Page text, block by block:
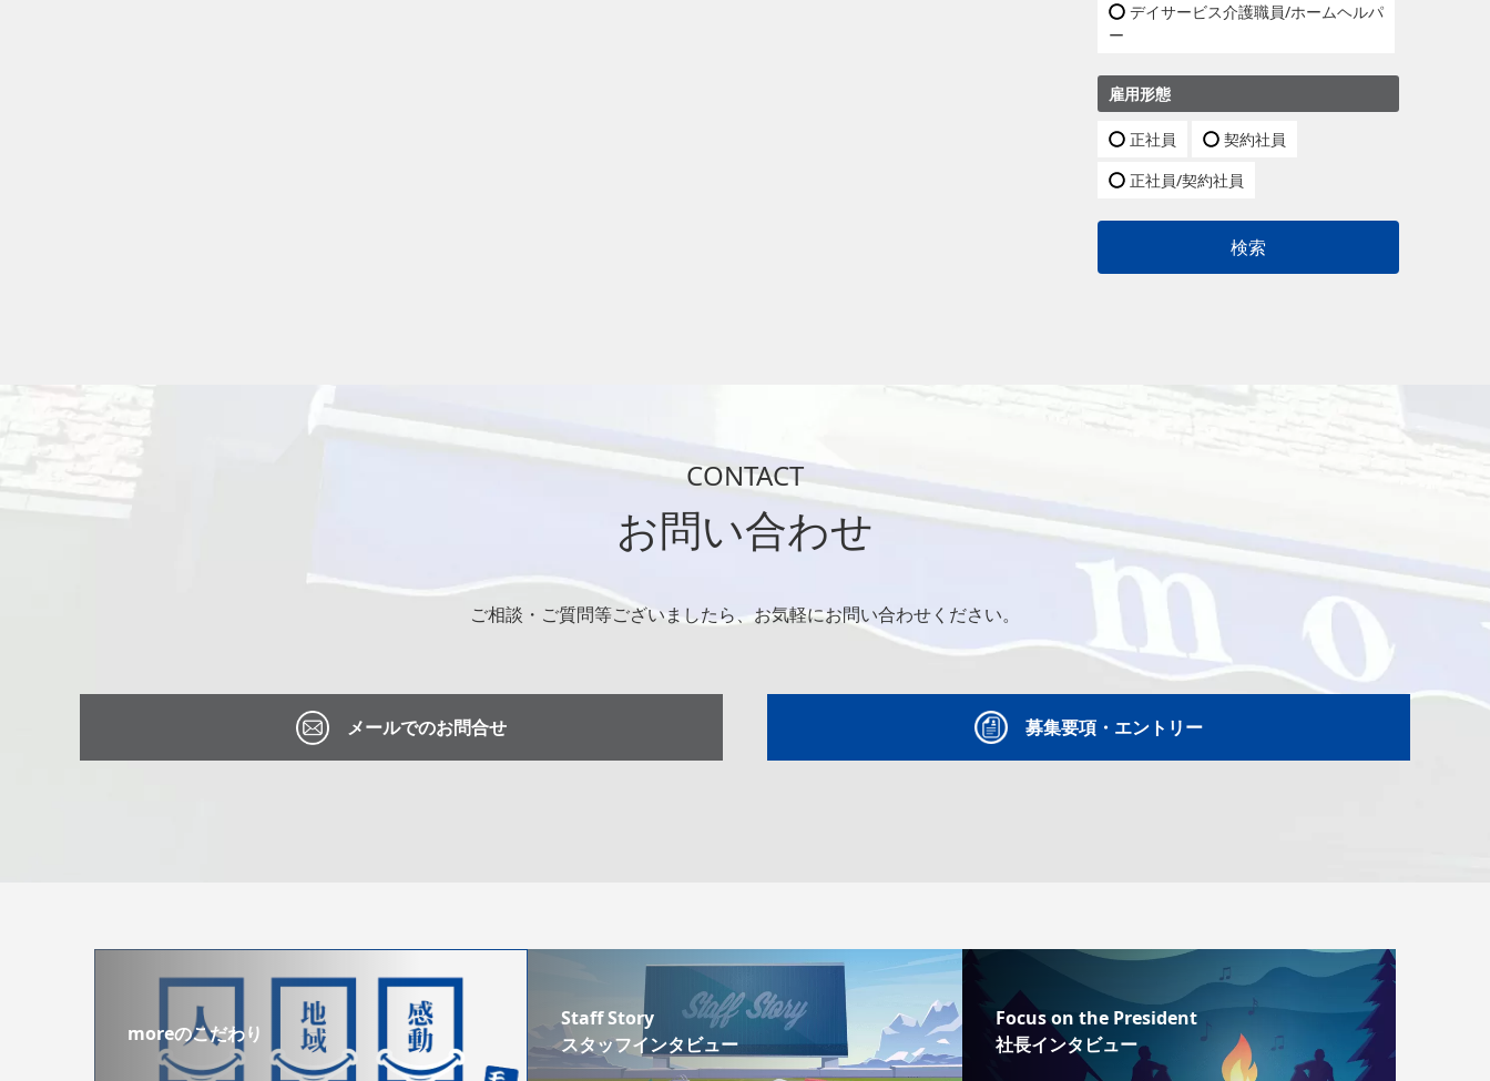
デイサービス介護職員/ホームヘルパ
ー
雇用形態
正社員
契約社員
正社員/契約社員
検索
CONTACT
お問い合わせ
ご相談・ご質問等ございましたら、お気軽にお問い合わせください。
メールでのお問合せ 募集要項・エントリー
moreのこだわり
Staff Story
スタッフインタビュー
Focus on the President
社長インタビュー